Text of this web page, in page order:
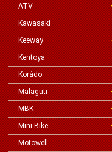
ATV
Kawasaki
Keeway
Kentoya
Korádo
Malaguti
MBK
Mini-Bike
Motowell